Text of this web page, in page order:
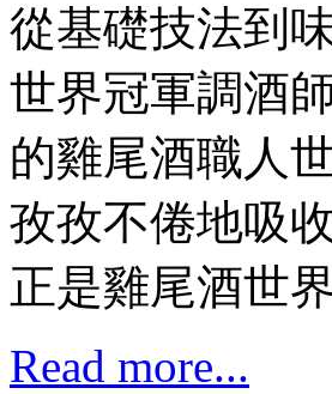
從基礎技法到
世界冠軍調酒
的雞尾酒職人
孜孜不倦地吸
正是雞尾酒世
Read more...